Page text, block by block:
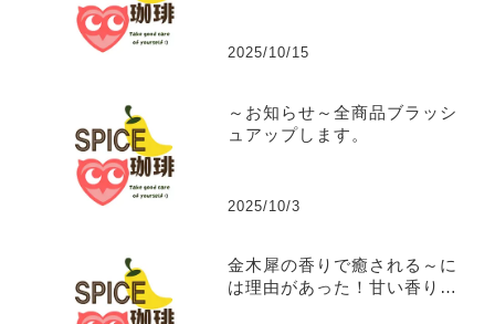
2025/10/15
～お知らせ～全商品ブラッシ
ュアップします。
2025/10/3
金木犀の香りで癒される～に
は理由があった！甘い香りに